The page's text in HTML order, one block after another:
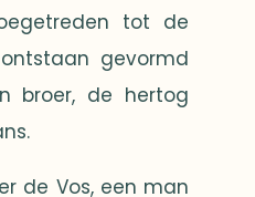
tot de
gevormd
broer, de hertog
de Vos, een man